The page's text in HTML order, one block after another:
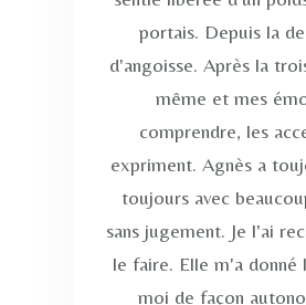
portais. Depuis la
d'angoisse. Après la
même et mes
comprendre, les
expriment. Agnès a
toujours avec
sans jugement. Je l'ai
le faire. Elle m'a donné
moi de façon